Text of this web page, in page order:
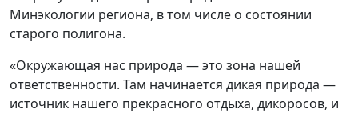
Минэкологии региона, в том числе о состоянии
старого полигона.
«Окружающая нас природа — это зона нашей
ответственности. Там начинается дикая природа —
источник нашего прекрасного отдыха, дикоросов, и